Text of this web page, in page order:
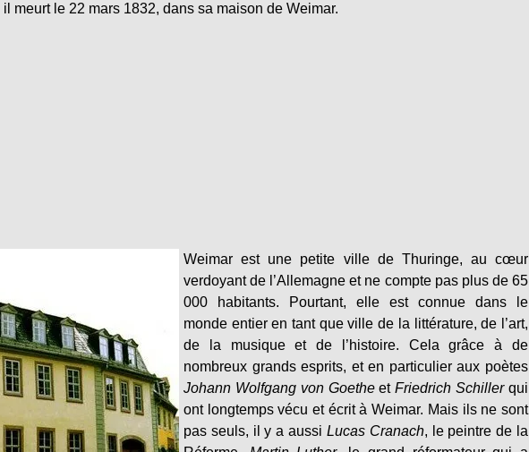
il meurt le 22 mars 1832, dans sa maison de Weimar.
Weimar est une petite ville de Thuringe, au cœur
verdoyant de l’Allemagne et ne compte pas plus de 65
000 habitants. Pourtant, elle est connue dans le
monde entier en tant que ville de la littérature, de l’art,
de la musique et de l’histoire. Cela grâce à de
nombreux grands esprits, et en particulier aux poètes
Johann Wolfgang von GoetheetFriedrich Schillerqui
ont longtemps vécu et écrit à Weimar. Mais ils ne sont
pas seuls, il y a aussi Lucas Cranach, le peintre de la